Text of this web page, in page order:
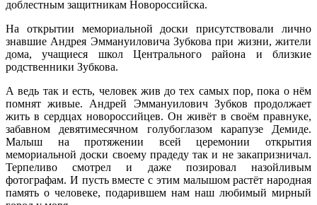
доблестным защитникам Новороссийска.
На открытии мемориальной доски присутствовали лично
знавшие Андрея Эммануиловича Зубкова при жизни, жители
дома, учащиеся школ Центрального района и близкие
родственники Зубкова.
А ведь так и есть, человек жив до тех самых пор, пока о нём
помнят живые. Андрей Эммануилович Зубков продолжает
жить в сердцах новороссийцев. Он живёт в своём правнуке,
забавном девятимесячном голубоглазом карапузе Демиде.
Малыш на протяжении всей церемонии открытия
мемориальной доски своему прадеду так и не закапризничал.
Терпеливо смотрел и даже позировал назойливым
фотографам. И пусть вместе с этим малышом растёт народная
память о человеке, подарившем нам наш любимый мирный